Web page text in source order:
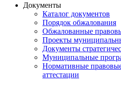
Документы
Каталог документов
Порядок обжалования
Обжалованные
Проекты
Документы
Муниципальные
Нормативные
аттестации